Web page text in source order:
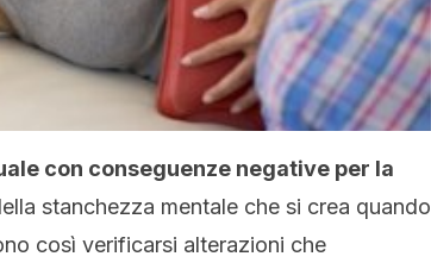
con conseguenze negative per la
stanchezza mentale che si crea quando
così verificarsi alterazioni che